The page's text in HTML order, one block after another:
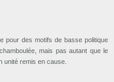
pour des motifs de basse politique
mais pas autant que le
unité remis en cause.